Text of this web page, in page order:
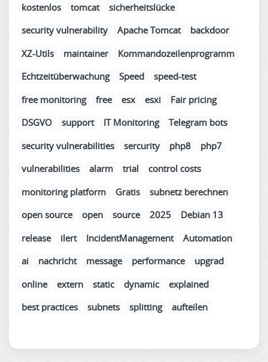
kostenlos
tomcat
sicherheitslücke
security vulnerability
Apache Tomcat
backdoor
XZ-Utils
maintainer
Kommandozeilenprogramm
Echtzeitüberwachung
Speed
speed-test
free monitoring
free esx esxi
Fair pricing
DSGVO
support IT Monitoring
Telegram bots
security vulnerabilities
sercurity php8
php7
vulnerabilities
alarm trial
control costs
monitoring platform
Gratis
subnetz berechnen
open source
open source 2025
Debian 13
release
ilert IncidentManagement
Automation
ai
nachricht message performance
upgrad
online
extern static dynamic
explained
best practices
subnets splitting aufteilen